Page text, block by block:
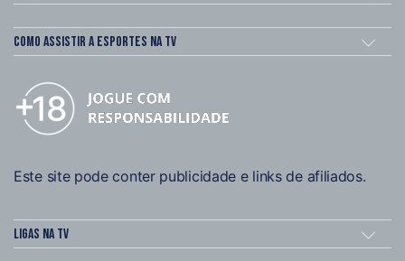
Como assistir a esportes na TV
Este site pode conter publicidade e links de afiliados.
Ligas na TV